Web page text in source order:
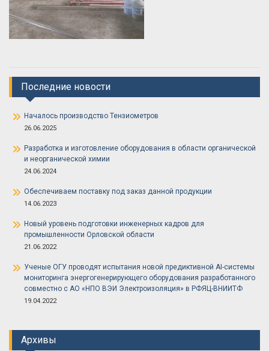
Последние новости
Началось производство Тензиометров
26.06.2025
Разработка и изготовление оборудования в области органической
и неорганической химии
24.06.2024
Обеспечиваем поставку под заказ данной продукции
14.06.2023
Новый уровень подготовки инженерных кадров для
промышленности Орловской области
21.06.2022
Ученые ОГУ проводят испытания новой предиктивной AI-системы
мониторинга энергогенерирующего оборудования разработанного
совместно с АО «НПО ВЭИ Электроизоляция» в РФЯЦ-ВНИИТФ
19.04.2022
Архивы